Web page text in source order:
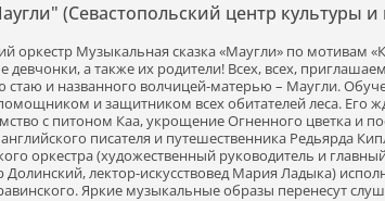
(Севастопольский центр культуры и
оркестр Музыкальная сказка «Маугли» по мотивам
а также их родители! Всех, всех,
стаю и названного волчицей-матерью – Маугли.
и защитником всех обитателей леса.
с питоном Каа, укрощение Огненного цветка и
писателя и путешественника Редьярда
оркестра (художественный руководитель и
лектор-искусствовед Мария Ладыка)
Яркие музыкальные образы перенесут